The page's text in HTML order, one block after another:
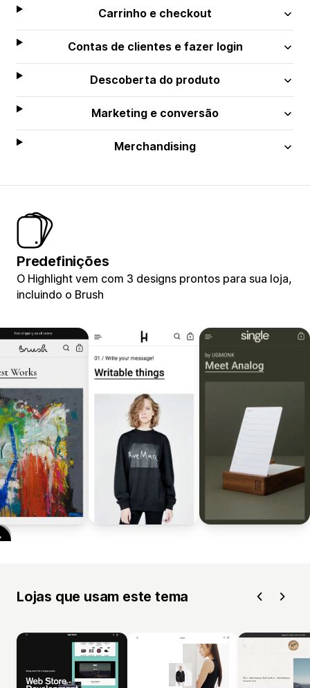
Carrinho e checkout
Contas de clientes e fazer login
Descoberta do produto
Marketing e conversão
Merchandising
Predefinições
O Highlight vem com 3 designs prontos para sua loja,
incluindo o Brush
Lojas que usam este tema